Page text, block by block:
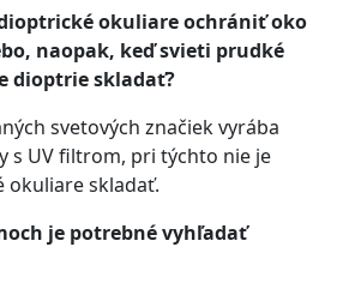
okuliare ochrániť oko
naopak, keď svieti prudké
dioptrie skladať?
svetových značiek vyrába
s UV filtrom, pri týchto nie je
okuliare skladať.
je potrebné vyhľadať